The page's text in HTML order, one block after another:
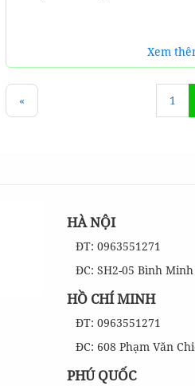
Xem
« 1
HÀ NỘI
ĐT: 0963551271
ĐC: SH2-05 Bình
HỒ CHÍ MINH
ĐT: 0963551271
ĐC: 608 Phạm Văn
PHÚ QUỐC